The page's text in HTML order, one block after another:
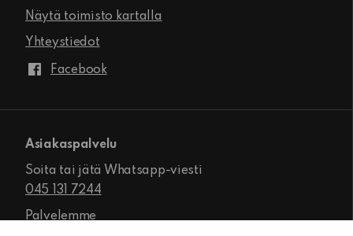
Näytä toimisto kartalla
Yhteystiedot
Facebook
Asiakaspalvelu
Soita tai jätä Whatsapp-viesti
045 131 7244
Palvelemme